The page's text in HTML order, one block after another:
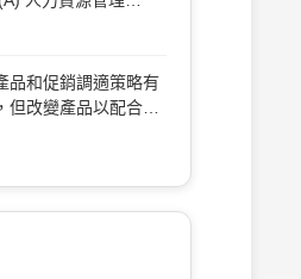
採購 (D) 售後服
品和促銷調適策略有
改變產品以配合當
採用何種策略？
適策略
策略
略